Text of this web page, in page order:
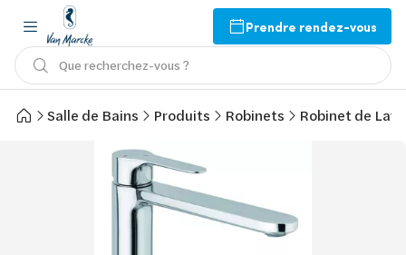
Prendre rendez-vous
Que recherchez-vous ?
Salle de Bains Produits Robinets Robinet de